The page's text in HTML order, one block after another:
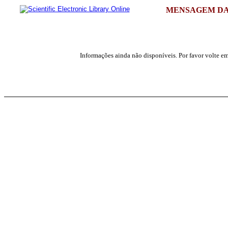
MENSAGEM
Informações ainda não disponíveis. Por favor volte